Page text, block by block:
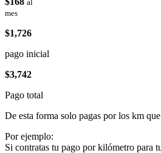
al
mes
$1,726
pago inicial
$3,742
Pago total
De esta forma solo pagas por los km
Por ejemplo:
Si contratas tu pago por kilómetro para